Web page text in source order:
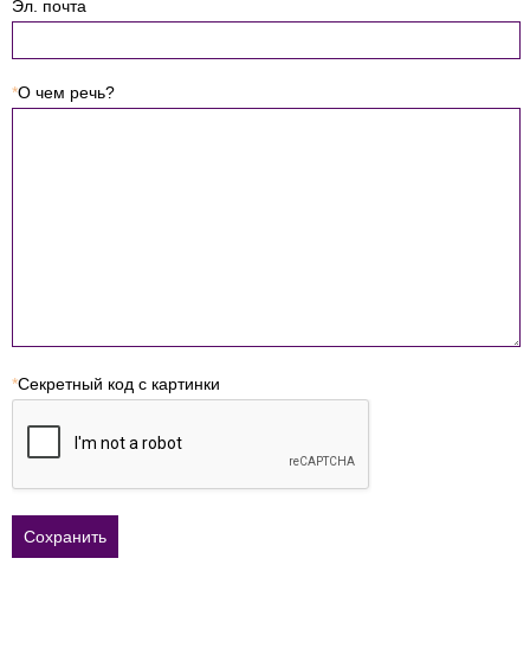
Эл. почта
*О чем речь?
*Секретный код с картинки